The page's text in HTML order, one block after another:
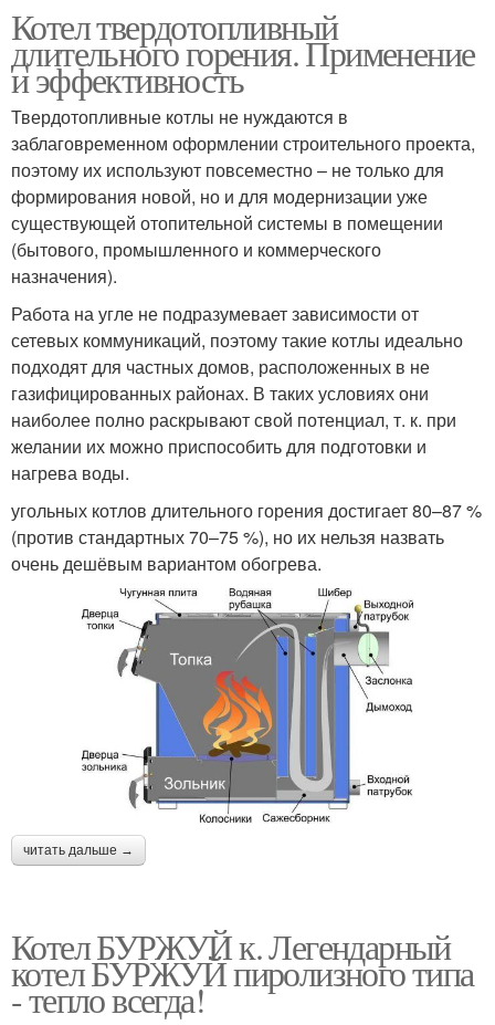
Котел твердотопливный
длительного горения. Применение
и эффективность
Твердотопливные котлы не нуждаются в
заблаговременном оформлении строительного проекта,
поэтому их используют повсеместно – не только для
формирования новой, но и для модернизации уже
существующей отопительной системы в помещении
(бытового, промышленного и коммерческого
назначения).
Работа на угле не подразумевает зависимости от
сетевых коммуникаций, поэтому такие котлы идеально
подходят для частных домов, расположенных в не
газифицированных районах. В таких условиях они
наиболее полно раскрывают свой потенциал, т. к. при
желании их можно приспособить для подготовки и
нагрева воды.
угольных котлов длительного горения достигает 80–87 %
(против стандартных 70–75 %), но их нельзя назвать
очень дешёвым вариантом обогрева.
читать дальше →
Котел БУРЖУЙ к. Легендарный
котел БУРЖУЙ пиролизного типа
- тепло всегда!